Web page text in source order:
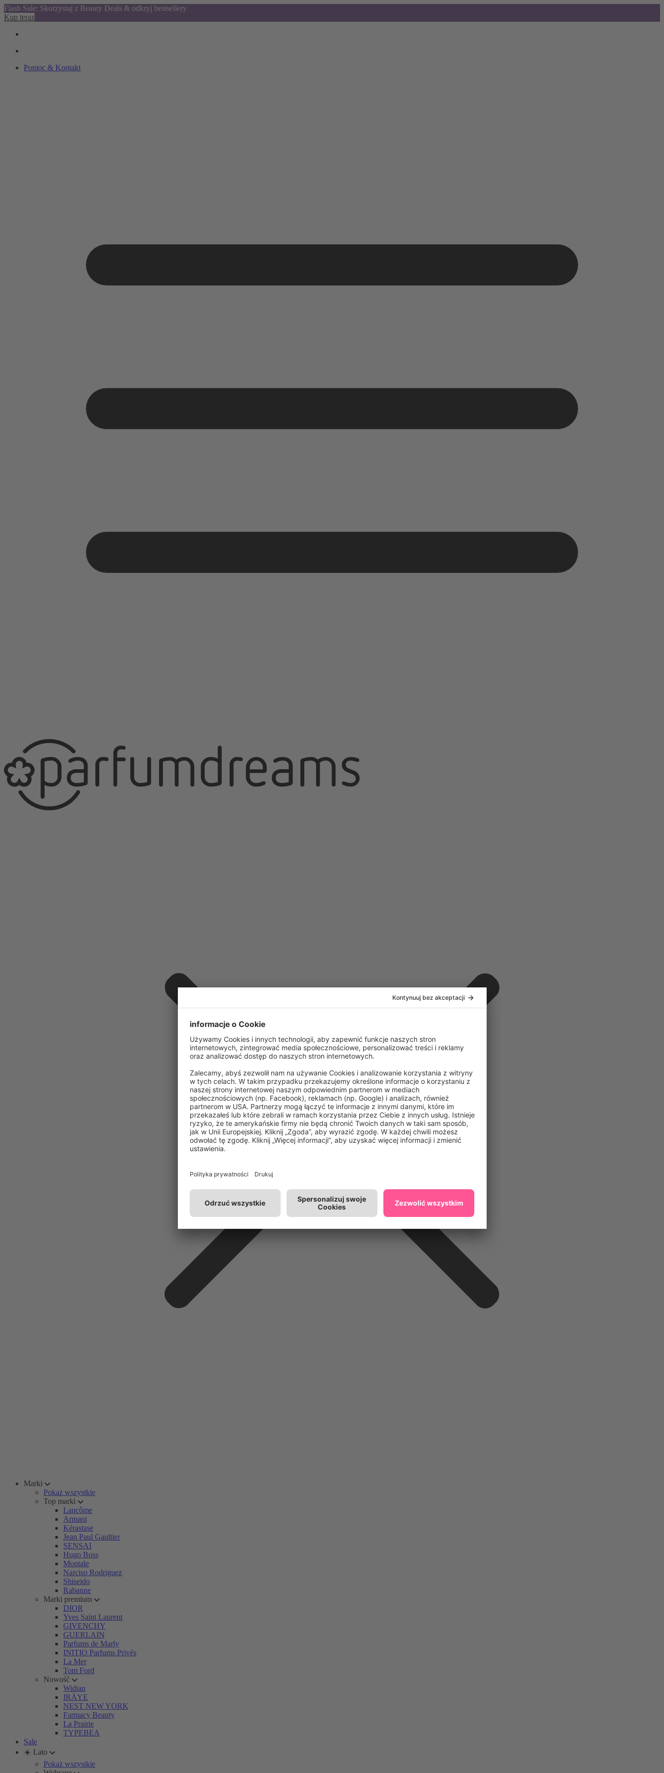
Flash Sale: Skorzystaj z Beauty Deals & odkryj bestsellery
Kup teraz
Pomoc & Kontakt
Marki
Pokaż wszystkie
Top marki
Lancôme
Armani
Kérastase
Jean Paul Gaultier
SENSAI
Hugo Boss
Montale
Narciso Rodriguez
Shiseido
Rabanne
Marki premium
DIOR
Yves Saint Laurent
GIVENCHY
GUERLAIN
Parfums de Marly
INITIO Parfums Privés
La Mer
Tom Ford
Nowość
Widian
IRÄYE
NEST NEW YORK
Farmacy Beauty
La Prairie
TYPEBEA
Sale
☀️ Lato
Pokaż wszystkie